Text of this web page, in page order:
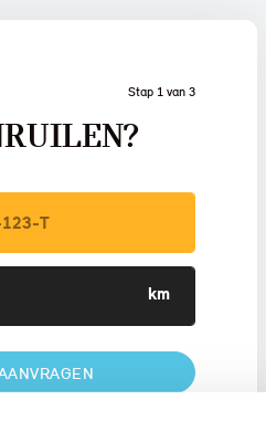
Stap 1 van 3